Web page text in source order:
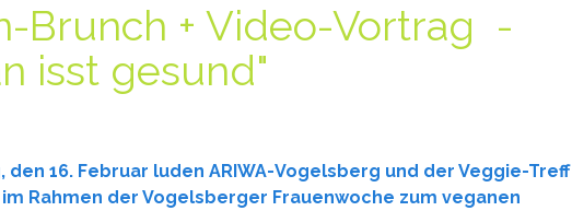
Brunch + Video-Vortrag -
isst gesund"
den 16. Februar luden ARIWA-Vogelsberg und der Veggie-Treff
Rahmen der Vogelsberger Frauenwoche zum veganen